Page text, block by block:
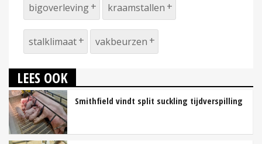
bigoverleving kraamstallen
stalklimaat vakbeurzen
LEES OOK
Smithfield vindt split suckling tijdverspilling